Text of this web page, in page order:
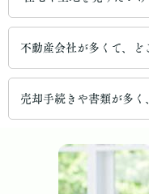
不動産会社が多くて、
売却手続きや書類が多く